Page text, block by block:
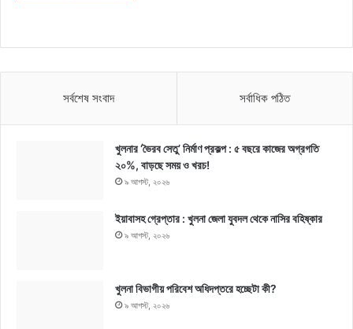
সর্বশেষ সংবাদ সর্বাধিক পঠিত
খুলনার ‘ভৈরব সেতু’ নির্মাণ প্রকল্প : ৫ বছরে কাজের অগ্রগতি
২০%, বাড়ছে সময় ও খরচ!
৯ আগস্ট, ২০২৬
ইয়াবাসহ গ্রেপ্তার : খুলনা জেলা যুবদল থেকে নাসির বহিষ্কার
৯ আগস্ট, ২০২৬
খুলনা বিভাগীয় পরিবেশ অধিদপ্তরে হচ্ছেটা কী?
৯ আগস্ট, ২০২৬